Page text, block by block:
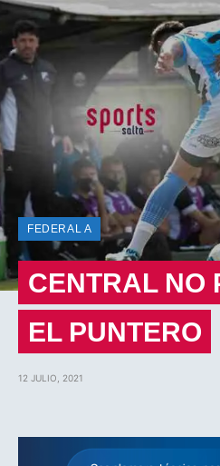
FEDERAL A
CENTRAL NO
EL PUNTERO
12 JULIO, 2021